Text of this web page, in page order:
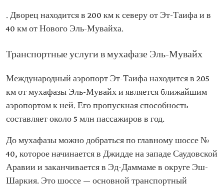
. Дворец находится в 200 км к северу от Эт-Таифа и в
40 км от Нового Эль-Мувайха.
Транспортные услуги в мухафазе Эль-Мувайх
Международный аэропорт Эт-Таифа находится в 205
км от мухафазы Эль-Мувайх и является ближайшим
аэропортом к ней. Его пропускная способность
составляет около 5 млн пассажиров в год.
До мухафазы можно добраться по главному шоссе №
40, которое начинается в Джидде на западе Саудовской
Аравии и заканчивается в Эд-Даммаме в округе Эш-
Шаркия. Это шоссе — основной транспортный